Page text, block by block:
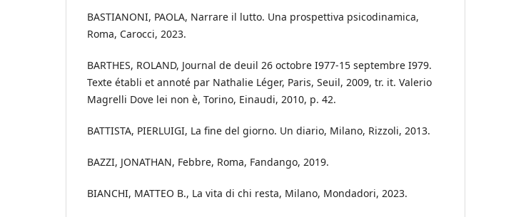
BASTIANONI, PAOLA, Narrare il lutto. Una prospettiva psicodinamica,
Roma, Carocci, 2023.
BARTHES, ROLAND, Journal de deuil 26 octobre I977-15 septembre I979.
Texte établi et annoté par Nathalie Léger, Paris, Seuil, 2009, tr. it. Valerio
Magrelli Dove lei non è, Torino, Einaudi, 2010, p. 42.
BATTISTA, PIERLUIGI, La fine del giorno. Un diario, Milano, Rizzoli, 2013.
BAZZI, JONATHAN, Febbre, Roma, Fandango, 2019.
BIANCHI, MATTEO B., La vita di chi resta, Milano, Mondadori, 2023.